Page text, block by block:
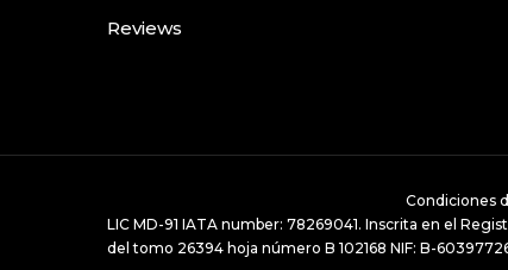
Reviews
Condiciones
LIC MD-91 IATA number: 78269041. Inscrita en el
del tomo 26394 hoja número B 102168 NIF: B-